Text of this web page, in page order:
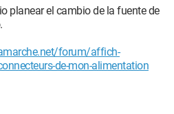
planear el cambio de la fuente de
forum/affich-
de-mon-alimentation